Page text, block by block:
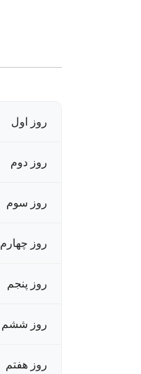
روز اول
روز دوم
روز سوم
روز چهارم
روز پنجم
روز ششم
روز هفتم